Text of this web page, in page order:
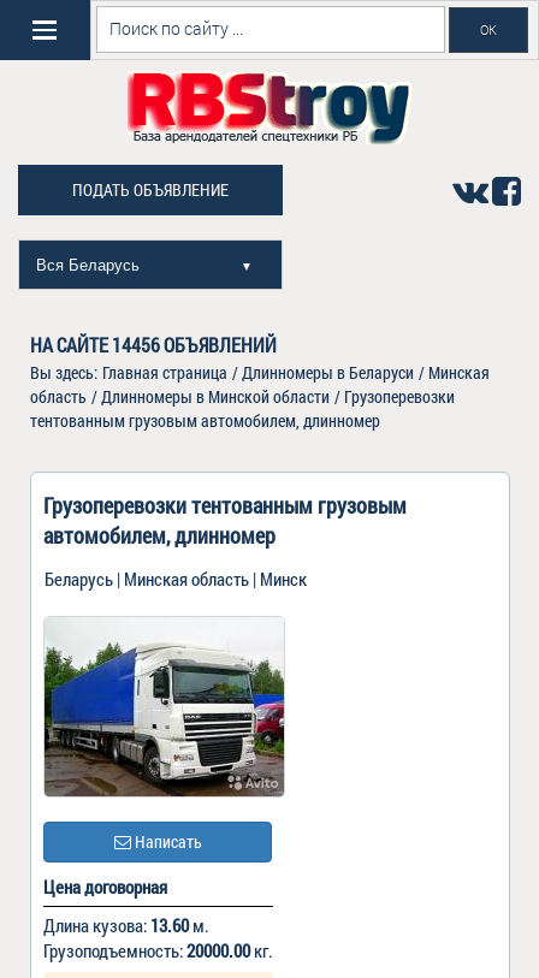
ПОДАТЬ ОБЪЯВЛЕНИЕ
Вся Беларусь ▼
НА САЙТЕ14456ОБЪЯВЛЕНИЙ
Вы здесь: Главная страница /Длинномеры в Беларуси / Минская
область /Длинномеры в Минской области / Грузоперевозки
тентованным грузовым автомобилем, длинномер
Грузоперевозки тентованным грузовым
автомобилем, длинномер
Беларусь | Минская область | Минск
Написать
Цена договорная
Длина кузова: 13.60м.
Грузоподъемность:20000.00кг.